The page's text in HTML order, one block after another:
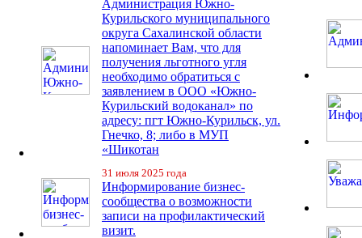
Администрация Южно-
Курильского муниципального
округа Сахалинской области
напоминает Вам, что для
получения льготного угля
необходимо обратиться с
заявлением в ООО «Южно-
Курильский водоканал» по
адресу: пгт Южно-Курильск, ул.
Гнечко, 8; либо в МУП
«Шикотан
31 июля 2025 года
Информирование бизнес-
сообщества о возможности
записи на профилактический
визит.